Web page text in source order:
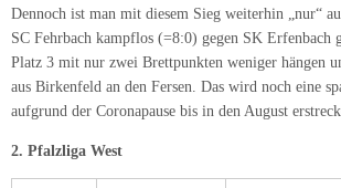
Dennoch ist man mit diesem Sieg weiterhin „nur“
SC Fehrbach kampflos (=8:0) gegen SK Erfenbach
Platz 3 mit nur zwei Brettpunkten weniger hängen
aus Birkenfeld an den Fersen. Das wird noch eine
aufgrund der Coronapause bis in den August
2. Pfalzliga West